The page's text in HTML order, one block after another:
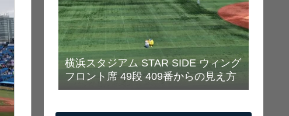
横浜スタジアム STAR SIDE ウィング
フロント席 49段 409番からの見え方